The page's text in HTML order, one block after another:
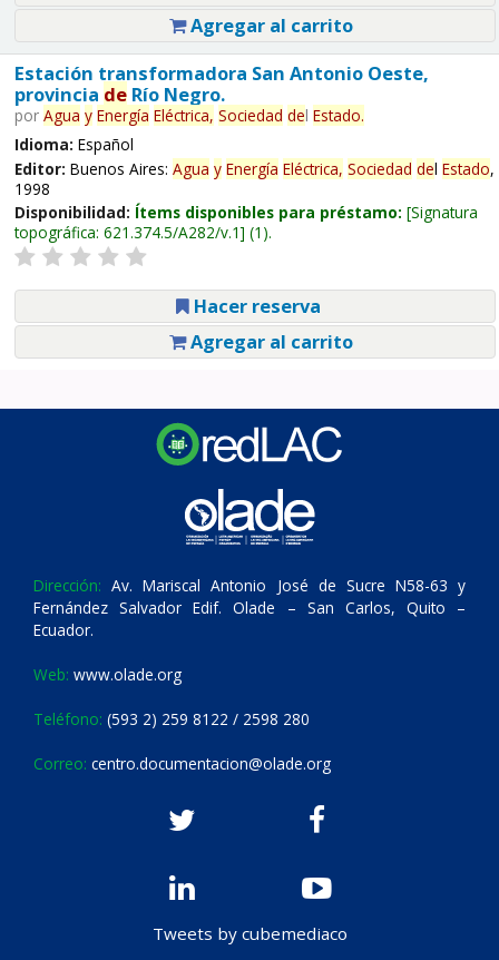
Agregar al carrito
Estación transformadora San Antonio Oeste,
provincia deRío Negro.
por Agua y Energía Eléctrica, Sociedad del Estado.
Idioma: Español
Editor: Buenos Aires: Agua y Energía Eléctrica, Sociedad del Estado,
1998
Disponibilidad: Ítems disponibles para préstamo: Signatura
topográfica: 621.374.5/A282/v.1 (1).
Hacer reserva
Agregar al carrito
Dirección: Av. Mariscal Antonio José de Sucre N58-63 y
Fernández Salvador Edif. Olade – San Carlos, Quito –
Ecuador.
Web: www.olade.org
Teléfono: (593 2) 259 8122 / 2598 280
Correo: centro.documentacion@olade.org
Tweets by cubemediaco